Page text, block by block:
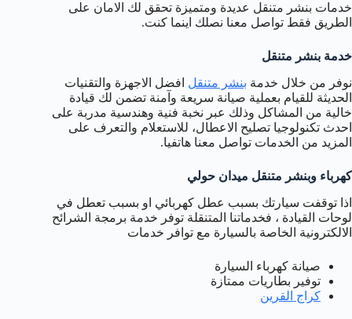
خدمات بنشر متنقل عديدة ومتميزة تحقق لك الامان على
الطريق فقط تواصل معنا نصلك اينما كنت.
خدمة بنشر متنقل
نوفر من خلال خدمة بنشر متنقل افضل الاجهزة والتقنيات
الحديثة للقيام بعملية صيانة سريعة وآمنة تضمن لك قيادة
خالية من المشاكل وذلك عبر نخبة فنية وهندسية مدربة على
احدث تكنولوجيا تصليح الاعطال، للاستعلام والتعرف على
المزيد من الخدمات تواصل معنا هاتفيا.
كهرباء وبنشر متنقل ميدان حولي
اذا توقفت سيارتك بسبب عطل كهربائي او بسبب تعطل في
لوحات القيادة ، فخدماتنا المتنقلة توفر خدمة برمجة الشرائح
الالكترونية الخاصة بالسيارة مع توافر خدمات
صيانة كهرباء السيارة
توفير بطاريات ممتازة
كراج القرين